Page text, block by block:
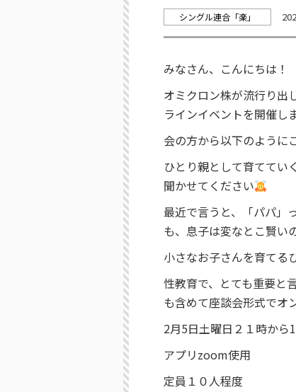
シングル連合「楽」
みなさん、こんにちは！
オミクロン株が流行り出
ラインイベントを開催し
会の方から以下のように
ひとり親として育てて
聞かせてください
最近で言うと、「パパ」
も、息子は変なとこ賢い
小さなお子さんを育てる
性教育で、とても重要と
も含めて座談会形式で
2月5日土曜日２１時から
アプリzoom使用
定員１０人程度